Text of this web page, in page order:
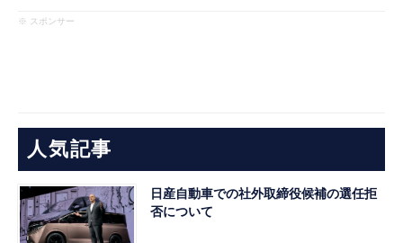
※ スポンサー
人気記事
日産自動車での社外取締役候補の選任拒
否について